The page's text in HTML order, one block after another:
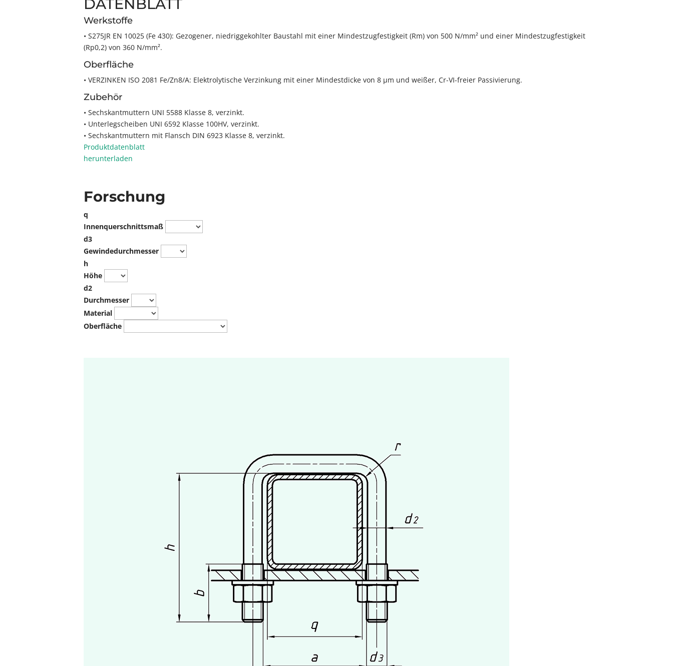
DATENBLATT
Werkstoffe
• S275JR EN 10025 (Fe 430): Gezogener, niedriggekohlter Baustahl mit einer Mindestzugfestigkeit (Rm) von 500 N/mm² und einer Mindestzugfestigkeit
(Rp0,2) von 360 N/mm².
Oberfläche
• VERZINKEN ISO 2081 Fe/Zn8/A: Elektrolytische Verzinkung mit einer Mindestdicke von 8 µm und weißer, Cr-VI-freier Passivierung.
Zubehör
• Sechskantmuttern UNI 5588 Klasse 8, verzinkt.
• Unterlegscheiben UNI 6592 Klasse 100HV, verzinkt.
• Sechskantmuttern mit Flansch DIN 6923 Klasse 8, verzinkt.
Produktdatenblatt
herunterladen
Forschung
q
Innenquerschnittsmaß
d3
Gewindedurchmesser
h
Höhe
d2
Durchmesser
Material
Oberfläche